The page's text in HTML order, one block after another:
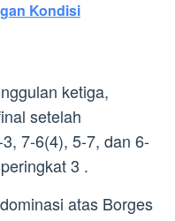
Kondisi
ketiga,
setelah
7-6(4), 5-7, dan 6-
3 .
atas Borges